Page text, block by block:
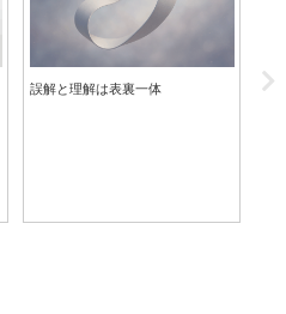
誤解と理解は表裏一体